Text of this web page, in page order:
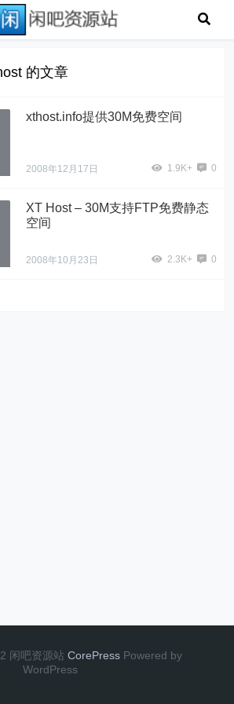
的文章
xthost.info提供30M免费空间
2008年12月17日 1.9K+ 0
XT Host – 30M支持FTP免费静态
空间
2008年10月23日 2.3K+ 0
闲吧资源站 CorePress Powered by
WordPress